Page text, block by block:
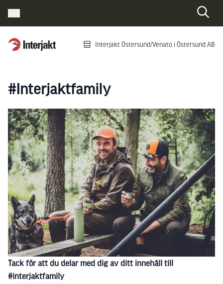
Interjakt SE Interjakt Östersund/Venato i Östersund AB
#Interjaktfamily
Tack för att du delar med dig av ditt innehåll till
#interjaktfamily